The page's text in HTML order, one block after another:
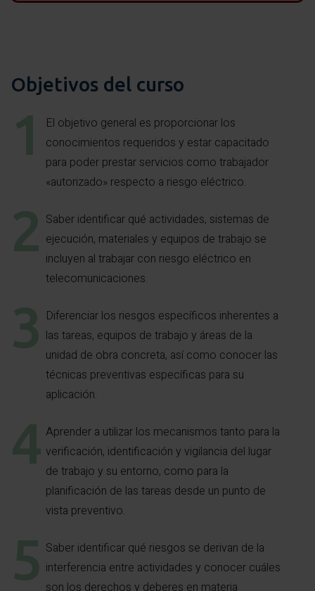
Objetivos del curso
El objetivo general es proporcionar los
conocimientos requeridos y estar capacitado
para poder prestar servicios como trabajador
«autorizado» respecto a riesgo eléctrico.
Saber identificar qué actividades, sistemas de
ejecución, materiales y equipos de trabajo se
incluyen al trabajar con riesgo eléctrico en
telecomunicaciones.
Diferenciar los riesgos específicos inherentes a
las tareas, equipos de trabajo y áreas de la
unidad de obra concreta, así como conocer las
técnicas preventivas específicas para su
aplicación.
Aprender a utilizar los mecanismos tanto para la
verificación, identificación y vigilancia del lugar
de trabajo y su entorno, como para la
planificación de las tareas desde un punto de
vista preventivo.
Saber identificar qué riesgos se derivan de la
interferencia entre actividades y conocer cuáles